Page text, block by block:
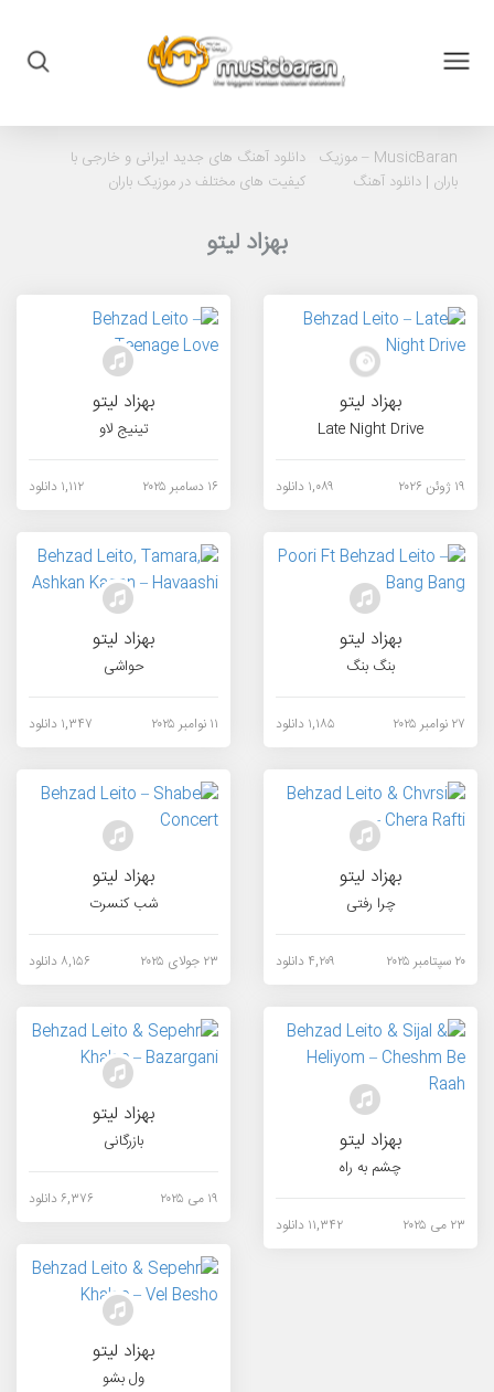
MusicBaran – موزیک
باران | دانلود آهنگ
دانلود آهنگ های جدید ایرانی و خارجی با
کیفیت های مختلف در موزیک باران
بهزاد لیتو
بهزاد لیتو
Late Night Drive
۱۹ ژوئن ۲۰۲۶ ۱,۰۸۹ دانلود
بهزاد لیتو
تینیج لاو
۱۶ دسامبر ۲۰۲۵ ۱,۱۱۲ دانلود
بهزاد لیتو
بنگ بنگ
۲۷ نوامبر ۲۰۲۵ ۱,۱۸۵ دانلود
بهزاد لیتو
حواشی
۱۱ نوامبر ۲۰۲۵ ۱,۳۴۷ دانلود
بهزاد لیتو
چرا رفتی
۲۰ سپتامبر ۲۰۲۵ ۴,۲۰۹ دانلود
بهزاد لیتو
شب کنسرت
۲۳ جولای ۲۰۲۵ ۸,۱۵۶ دانلود
بهزاد لیتو
چشم به راه
۲۳ می ۲۰۲۵ ۱۱,۳۴۲ دانلود
بهزاد لیتو
بازرگانی
۱۹ می ۲۰۲۵ ۶,۳۷۶ دانلود
بهزاد لیتو
ول بشو